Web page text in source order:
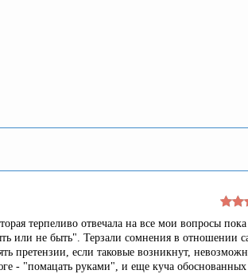
терпеливо отвечала на все мои вопросы пока
или не быть". Терзали сомнения в отношении
претензии, если таковые возникнут,
- "помацать руками", и еще куча